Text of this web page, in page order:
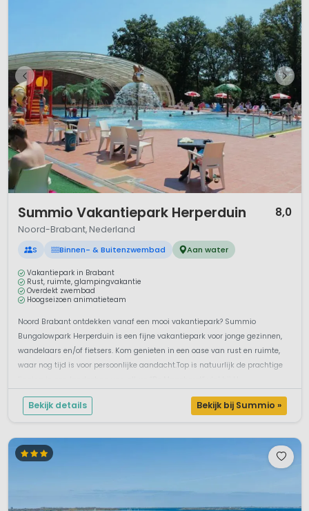
Summio Vakantiepark Herperduin 8,0
Noord-Brabant, Nederland
S Binnen- & Buitenzwembad Aan water
Vakantiepark in Brabant
Rust, ruimte, glampingvakantie
Overdekt zwembad
Hoogseizoen animatieteam
Noord Brabant ontdekken vanaf een mooi vakantiepark? Summio
Bungalowpark Herperduin is een fijne vakantiepark voor jonge gezinnen,
wandelaars en/of fietsers. Kom genieten in een oase van rust en ruimte,
waar nog tijd is voor persoonlijke aandacht.Top is natuurlijk de prachtige
Bekijk details Bekijk bij Summio »